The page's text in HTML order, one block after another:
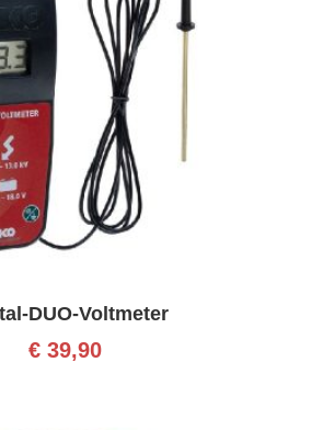
DUO-Voltmeter
€ 39,90